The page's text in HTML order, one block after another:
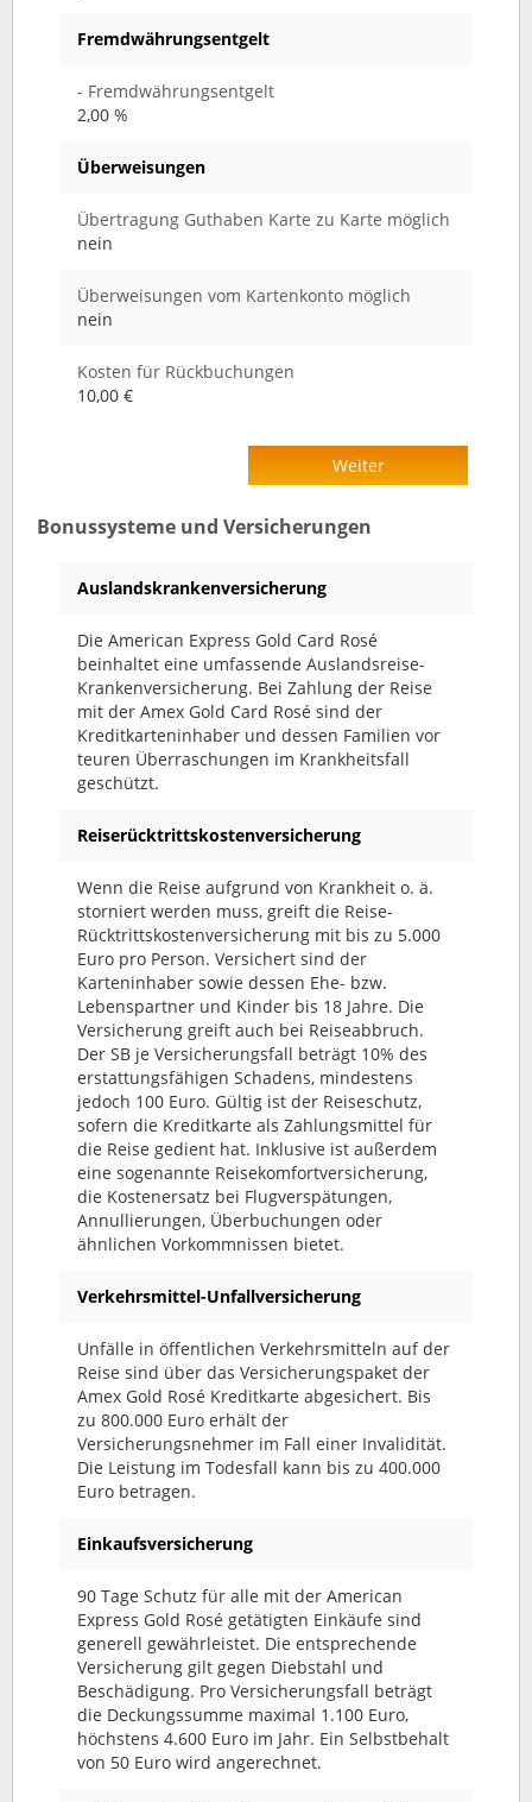
Fremdwährungsentgelt
- Fremdwährungsentgelt
2,00 %
Überweisungen
Übertragung Guthaben Karte zu Karte möglich
nein
Überweisungen vom Kartenkonto möglich
nein
Kosten für Rückbuchungen
10,00 €
Weiter
Bonussysteme und Versicherungen
Auslandskrankenversicherung
Die American Express Gold Card Rosé
beinhaltet eine umfassende Auslandsreise-
Krankenversicherung. Bei Zahlung der Reise
mit der Amex Gold Card Rosé sind der
Kreditkarteninhaber und dessen Familien vor
teuren Überraschungen im Krankheitsfall
geschützt.
Reiserücktrittskostenversicherung
Wenn die Reise aufgrund von Krankheit o. ä.
storniert werden muss, greift die Reise-
Rücktrittskostenversicherung mit bis zu 5.000
Euro pro Person. Versichert sind der
Karteninhaber sowie dessen Ehe- bzw.
Lebenspartner und Kinder bis 18 Jahre. Die
Versicherung greift auch bei Reiseabbruch.
Der SB je Versicherungsfall beträgt 10% des
erstattungsfähigen Schadens, mindestens
jedoch 100 Euro. Gültig ist der Reiseschutz,
sofern die Kreditkarte als Zahlungsmittel für
die Reise gedient hat. Inklusive ist außerdem
eine sogenannte Reisekomfortversicherung,
die Kostenersatz bei Flugverspätungen,
Annullierungen, Überbuchungen oder
ähnlichen Vorkommnissen bietet.
Verkehrsmittel-Unfallversicherung
Unfälle in öffentlichen Verkehrsmitteln auf der
Reise sind über das Versicherungspaket der
Amex Gold Rosé Kreditkarte abgesichert. Bis
zu 800.000 Euro erhält der
Versicherungsnehmer im Fall einer Invalidität.
Die Leistung im Todesfall kann bis zu 400.000
Euro betragen.
Einkaufsversicherung
90 Tage Schutz für alle mit der American
Express Gold Rosé getätigten Einkäufe sind
generell gewährleistet. Die entsprechende
Versicherung gilt gegen Diebstahl und
Beschädigung. Pro Versicherungsfall beträgt
die Deckungssumme maximal 1.100 Euro,
höchstens 4.600 Euro im Jahr. Ein Selbstbehalt
von 50 Euro wird angerechnet.